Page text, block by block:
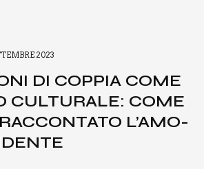
2023
DI COP­PIA COME
CUL­TU­RA­LE: COME
L’A­MO­